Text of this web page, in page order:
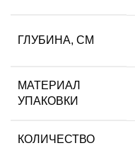
ГЛУБИНА, СМ
МАТЕРИАЛ
УПАКОВКИ
КОЛИЧЕСТВО